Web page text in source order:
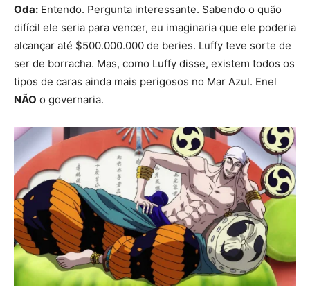
Oda: Entendo. Pergunta interessante. Sabendo o quão
difícil ele seria para vencer, eu imaginaria que ele poderia
alcançar até $500.000.000 de beries. Luffy teve sorte de
ser de borracha. Mas, como Luffy disse, existem todos os
tipos de caras ainda mais perigosos no Mar Azul. Enel
NÃO o governaria.